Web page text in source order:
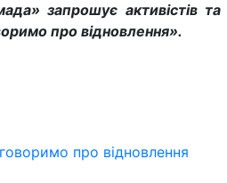
запрошує активістів
про відновлення».
про відновлення